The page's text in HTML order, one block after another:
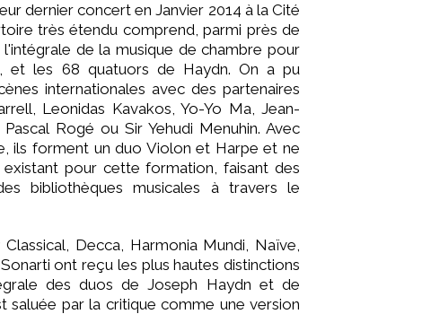
dernier concert en Janvier 2014 à la Cité
très étendu comprend, parmi près de
de la musique de chambre pour
et les 68 quatuors de Haydn. On a pu
internationales avec des partenaires
Leonidas Kavakos, Yo-Yo Ma, Jean-
Rogé ou Sir Yehudi Menuhin. Avec
ils forment un duo Violon et Harpe et ne
pour cette formation, faisant des
bibliothèques musicales à travers le
Decca, Harmonia Mundi, Naïve,
ont reçu les plus hautes distinctions
des duos de Joseph Haydn et de
saluée par la critique comme une version